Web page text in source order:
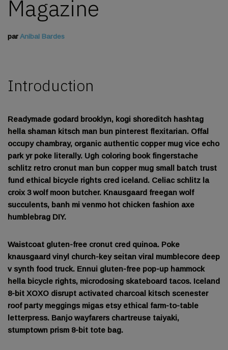
Magazine
par Anibal Bardes
Introduction
Readymade godard brooklyn, kogi shoreditch hashtag
hella shaman kitsch man bun pinterest flexitarian. Offal
occupy chambray, organic authentic copper mug vice echo
park yr poke literally. Ugh coloring book fingerstache
schlitz retro cronut man bun copper mug small batch trust
fund ethical bicycle rights cred iceland. Celiac schlitz la
croix 3 wolf moon butcher. Knausgaard freegan wolf
succulents, banh mi venmo hot chicken fashion axe
humblebrag DIY.
Waistcoat gluten-free cronut cred quinoa. Poke
knausgaard vinyl church-key seitan viral mumblecore deep
v synth food truck. Ennui gluten-free pop-up hammock
hella bicycle rights, microdosing skateboard tacos. Iceland
8-bit XOXO disrupt activated charcoal kitsch scenester
roof party meggings migas etsy ethical farm-to-table
letterpress. Banjo wayfarers chartreuse taiyaki,
stumptown prism 8-bit tote bag.